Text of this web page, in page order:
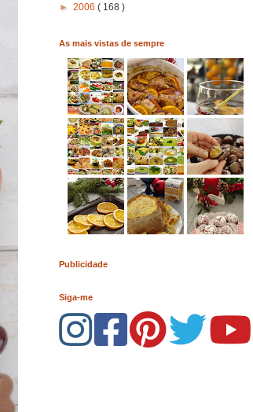
► 2006 ( 168 )
As mais vistas de sempre
Publicidade
Siga-me